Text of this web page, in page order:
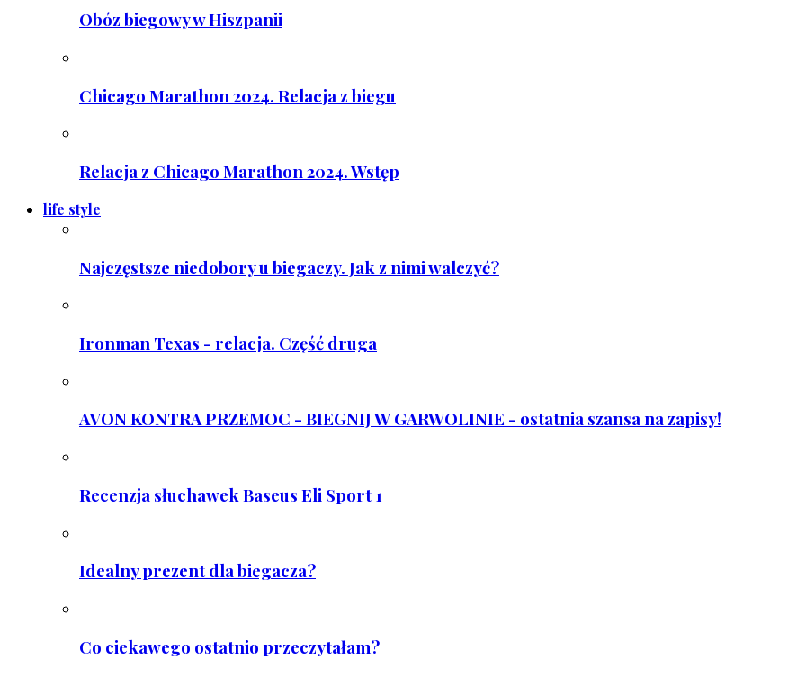
Obóz biegowy w Hiszpanii
Chicago Marathon 2024. Relacja z biegu
Relacja z Chicago Marathon 2024. Wstęp
life style
Najczęstsze niedobory u biegaczy. Jak z nimi walczyć?
Ironman Texas - relacja. Część druga
AVON KONTRA PRZEMOC - BIEGNIJ W GARWOLINIE - ostatnia szansa na zapisy!
Recenzja słuchawek Baseus Eli Sport 1
Idealny prezent dla biegacza?
Co ciekawego ostatnio przeczytałam?